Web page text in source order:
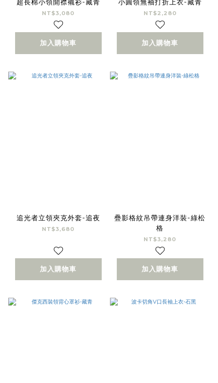
超長棉小領開襟襯衫-藏青
NT$3,080
加入購物車
小圓領無袖打折上衣-藏青
NT$2,280
加入購物車
追光者立領夾克外套-追夜
NT$3,680
加入購物車
疊影格紋吊帶連身洋裝-綠松
格
NT$3,280
加入購物車